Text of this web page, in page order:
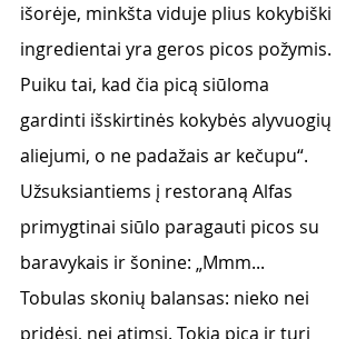
išorėje, minkšta viduje plius kokybiški
ingredientai yra geros picos požymis.
Puiku tai, kad čia picą siūloma
gardinti išskirtinės kokybės alyvuogių
aliejumi, o ne padažais ar kečupu“.
Užsuksiantiems į restoraną Alfas
primygtinai siūlo paragauti picos su
baravykais ir šonine: „Mmm...
Tobulas skonių balansas: nieko nei
pridėsi, nei atimsi. Tokia pica ir turi